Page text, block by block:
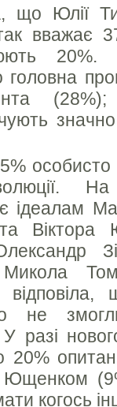
що Юлії
вважає
особисто
ідеалам
не
разі
20%
Ющенком
когось